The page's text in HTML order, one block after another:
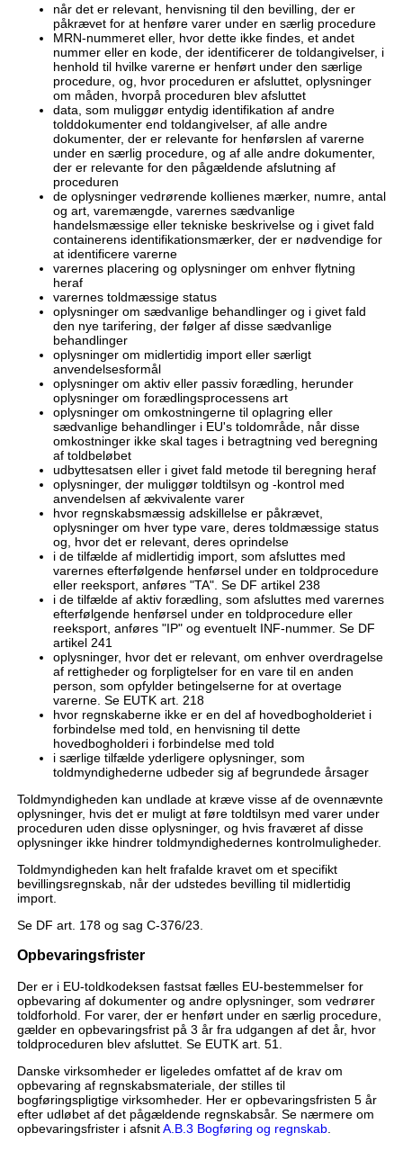
når det er relevant, henvisning til den bevilling, der er
påkrævet for at henføre varer under en særlig procedure
MRN-nummeret eller, hvor dette ikke findes, et andet
nummer eller en kode, der identificerer de toldangivelser, i
henhold til hvilke varerne er henført under den særlige
procedure, og, hvor proceduren er afsluttet, oplysninger
om måden, hvorpå proceduren blev afsluttet
data, som muliggør entydig identifikation af andre
tolddokumenter end toldangivelser, af alle andre
dokumenter, der er relevante for henførslen af varerne
under en særlig procedure, og af alle andre dokumenter,
der er relevante for den pågældende afslutning af
proceduren
de oplysninger vedrørende kollienes mærker, numre, antal
og art, varemængde, varernes sædvanlige
handelsmæssige eller tekniske beskrivelse og i givet fald
containerens identifikationsmærker, der er nødvendige for
at identificere varerne
varernes placering og oplysninger om enhver flytning
heraf
varernes toldmæssige status
oplysninger om sædvanlige behandlinger og i givet fald
den nye tarifering, der følger af disse sædvanlige
behandlinger
oplysninger om midlertidig import eller særligt
anvendelsesformål
oplysninger om aktiv eller passiv forædling, herunder
oplysninger om forædlingsprocessens art
oplysninger om omkostningerne til oplagring eller
sædvanlige behandlinger i EU's toldområde, når disse
omkostninger ikke skal tages i betragtning ved beregning
af toldbeløbet
udbyttesatsen eller i givet fald metode til beregning heraf
oplysninger, der muliggør toldtilsyn og -kontrol med
anvendelsen af ækvivalente varer
hvor regnskabsmæssig adskillelse er påkrævet,
oplysninger om hver type vare, deres toldmæssige status
og, hvor det er relevant, deres oprindelse
i de tilfælde af midlertidig import, som afsluttes med
varernes efterfølgende henførsel under en toldprocedure
eller reeksport, anføres "TA". Se DF artikel 238
i de tilfælde af aktiv forædling, som afsluttes med varernes
efterfølgende henførsel under en toldprocedure eller
reeksport, anføres "IP" og eventuelt INF-nummer. Se DF
artikel 241
oplysninger, hvor det er relevant, om enhver overdragelse
af rettigheder og forpligtelser for en vare til en anden
person, som opfylder betingelserne for at overtage
varerne. Se EUTK art. 218
hvor regnskaberne ikke er en del af hovedbogholderiet i
forbindelse med told, en henvisning til dette
hovedbogholderi i forbindelse med told
i særlige tilfælde yderligere oplysninger, som
toldmyndighederne udbeder sig af begrundede årsager
Toldmyndigheden kan undlade at kræve visse af de ovennævnte
oplysninger, hvis det er muligt at føre toldtilsyn med varer under
proceduren uden disse oplysninger, og hvis fraværet af disse
oplysninger ikke hindrer toldmyndighedernes kontrolmuligheder.
Toldmyndigheden kan helt frafalde kravet om et specifikt
bevillingsregnskab, når der udstedes bevilling til midlertidig
import.
Se DF art. 178 og sag C-376/23.
Opbevaringsfrister
Der er i EU-toldkodeksen fastsat fælles EU-bestemmelser for
opbevaring af dokumenter og andre oplysninger, som vedrører
toldforhold. For varer, der er henført under en særlig procedure,
gælder en opbevaringsfrist på 3 år fra udgangen af det år, hvor
toldproceduren blev afsluttet. Se EUTK art. 51.
Danske virksomheder er ligeledes omfattet af de krav om
opbevaring af regnskabsmateriale, der stilles til
bogføringspligtige virksomheder. Her er opbevaringsfristen 5 år
efter udløbet af det pågældende regnskabsår. Se nærmere om
opbevaringsfrister i afsnitA.B.3 Bogføring og regnskab.